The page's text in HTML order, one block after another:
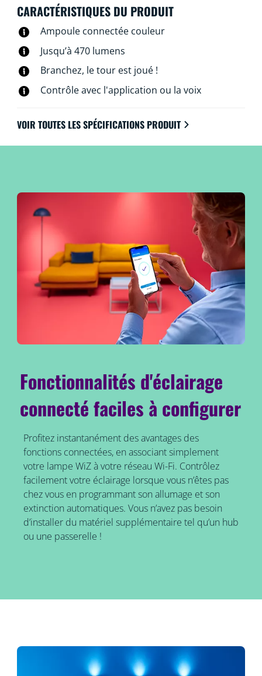
Wi-Fi et l’application WiZ, la télécommande WiZ
associée ou à la voix.
CARACTÉRISTIQUES DU PRODUIT
Ampoule connectée couleur
Jusqu’à 470 lumens
Branchez, le tour est joué !
Contrôle avec l'application ou la voix
VOIR TOUTES LES SPÉCIFICATIONS PRODUIT
Fonctionnalités d'éclairage
connecté faciles à configurer
Profitez instantanément des avantages des
fonctions connectées, en associant simplement
votre lampe WiZ à votre réseau Wi-Fi. Contrôlez
facilement votre éclairage lorsque vous n’êtes pas
chez vous en programmant son allumage et son
extinction automatiques. Vous n’avez pas besoin
d’installer du matériel supplémentaire tel qu’un hub
ou une passerelle !